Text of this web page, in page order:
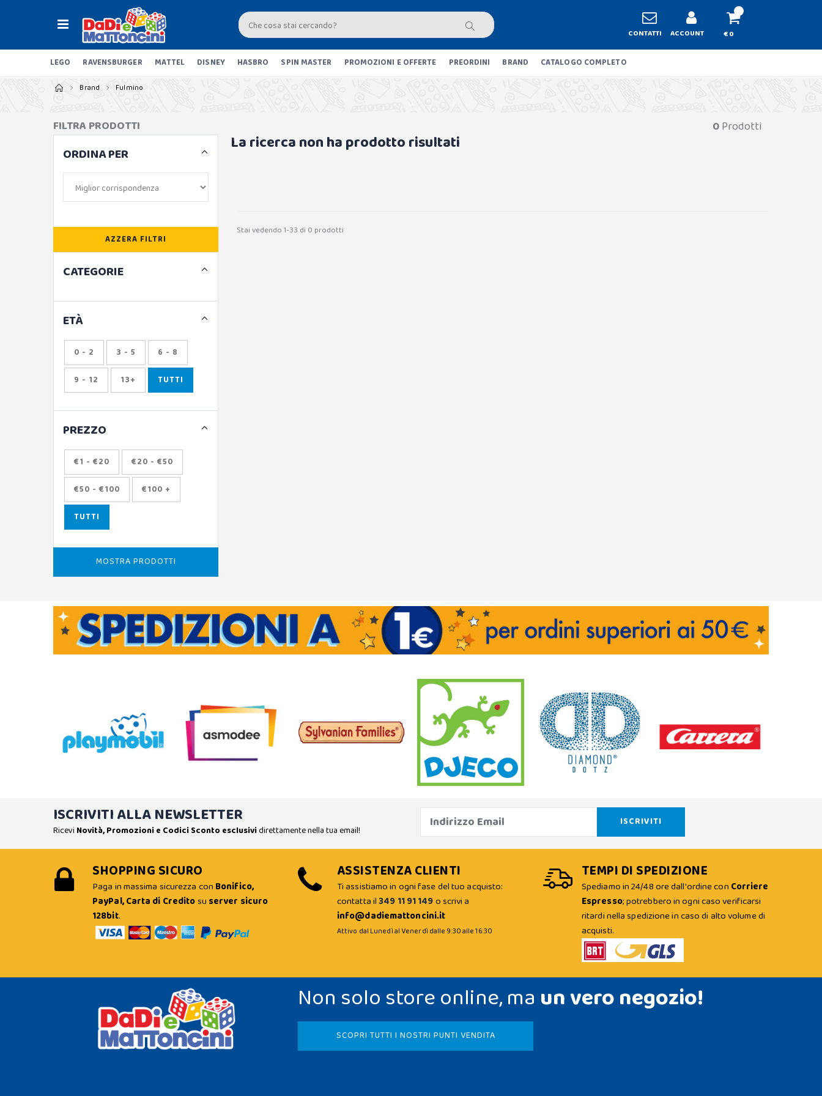
CONTATTI ACCOUNT € 0
LEGO RAVENSBURGER MATTEL DISNEY HASBRO SPIN MASTER PROMOZIONI E OFFERTE PREORDINI BRAND CATALOGO COMPLETO
Brand Fulmino
0Prodotti
La ricerca non ha prodotto risultati
Stai vedendo 1-33 di 0 prodotti
FILTRA PRODOTTI
ORDINA PER
AZZERA FILTRI
CATEGORIE
ETÀ
0 - 2 3 - 5 6 - 8
9 - 12 13+ TUTTI
PREZZO
€1 - €20 €20 - €50
€50 - €100 €100 +
TUTTI
MOSTRA PRODOTTI
ISCRIVITI ALLA NEWSLETTER
Ricevi Novità, Promozioni e Codici Sconto esclusividirettamente nella tua email!
SHOPPING SICURO
Paga in massima sicurezza con Bonifico,
PayPal, Carta di Creditosu server sicuro
128bit.
ASSISTENZA CLIENTI
Ti assistiamo in ogni fase del tuo acquisto:
contatta il349 11 91 149o scrivi a
info@dadiemattoncini.it
Attivo dal Lunedì al Venerdì dalle 9:30 alle 16:30
TEMPI DI SPEDIZIONE
Spediamo in 24/48 ore dall'ordine con Corriere
Espresso; potrebbero in ogni caso verificarsi
ritardi nella spedizione in caso di alto volume di
acquisti.
Non solo store online, ma un vero negozio!
SCOPRI TUTTI I NOSTRI PUNTI VENDITA